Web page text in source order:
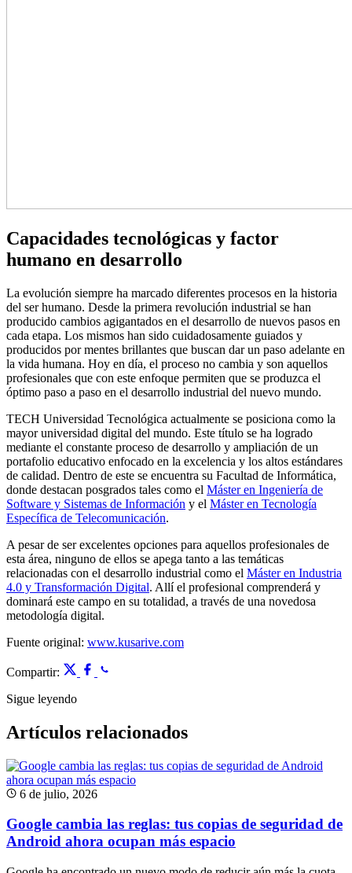
Capacidades tecnológicas y factor
humano en desarrollo
La evolución siempre ha marcado diferentes procesos en la historia
del ser humano. Desde la primera revolución industrial se han
producido cambios agigantados en el desarrollo de nuevos pasos en
cada etapa. Los mismos han sido cuidadosamente guiados y
producidos por mentes brillantes que buscan dar un paso adelante en
la vida humana. Hoy en día, el proceso no cambia y son aquellos
profesionales que con este enfoque permiten que se produzca el
óptimo paso a paso en el desarrollo industrial del nuevo mundo.
TECH Universidad Tecnológica actualmente se posiciona como la
mayor universidad digital del mundo. Este título se ha logrado
mediante el constante proceso de desarrollo y ampliación de un
portafolio educativo enfocado en la excelencia y los altos estándares
de calidad. Dentro de este se encuentra su Facultad de Informática,
donde destacan posgrados tales como el Máster en Ingeniería de
Software y Sistemas de Información y el Máster en Tecnología
Específica de Telecomunicación.
A pesar de ser excelentes opciones para aquellos profesionales de
esta área, ninguno de ellos se apega tanto a las temáticas
relacionadas con el desarrollo industrial como el Máster en Industria
4.0 y Transformación Digital. Allí el profesional comprenderá y
dominará este campo en su totalidad, a través de una novedosa
metodología digital.
Fuente original: www.kusarive.com
Compartir:
Sigue leyendo
Artículos relacionados
6 de julio, 2026
Google cambia las reglas: tus copias de seguridad de
Android ahora ocupan más espacio